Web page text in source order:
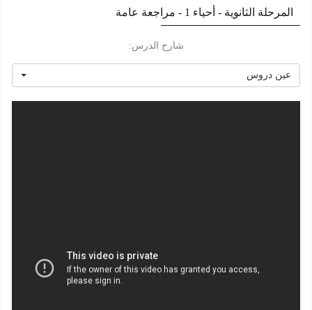
المرحلة الثانوية - أحياء 1 - مراجعة عامة
شارح الدرس:
عين دروس